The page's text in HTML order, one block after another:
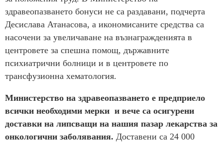
здравеопазването бонуси не са раздавани, подчерта
Десислава Атанасова, а икономисаните средства са
насочени за увеличаване на възнагражденията в
центровете за спешна помощ, държавните
психиатрични болници и в центровете по
трансфузионна хематология.
Министерство на здравеопазването е предприело
всички необходими мерки и вече са осигурени
доставки на липсващи на нашия пазар лекарства за
онкологични заболявания. Доставени са 24 000